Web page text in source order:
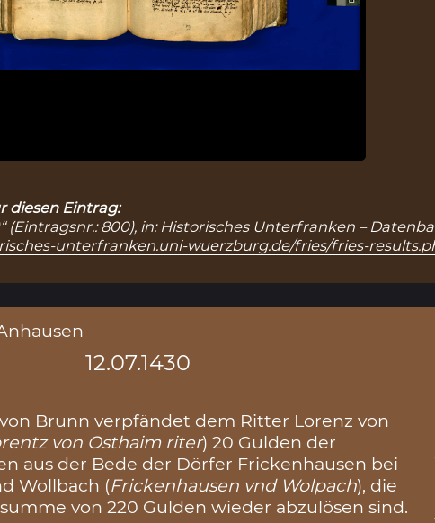
diesen Eintrag:
(Eintragsnr.: 800), in: Historisches Unterfranken –
unterfranken.uni-wuerzburg.de/fries/fries-
12.07.1430
Brunn verpfändet dem Ritter Lorenz von
von Osthaim riter) 20 Gulden der
aus der Bede der Dörfer Frickenhausen bei
Wollbach (Frickenhausen vnd Wolpach), die
von 220 Gulden wieder abzulösen sind.